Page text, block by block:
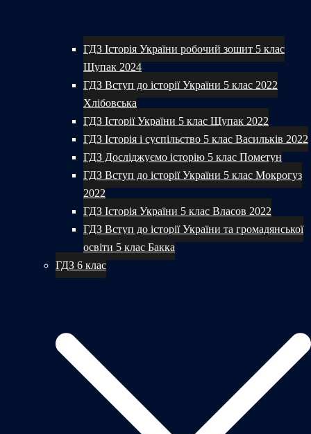
ГДЗ Історія України робочий зошит 5 клас
Щупак 2024
ГДЗ Вступ до історії України 5 клас 2022
Хлібовська
ГДЗ Історії України 5 клас Щупак 2022
ГДЗ Історія і суспільство 5 клас Васильків 2022
ГДЗ Досліджуємо історію 5 клас Пометун
ГДЗ Вступ до історії України 5 клас Мокрогуз
2022
ГДЗ Історія України 5 клас Власов 2022
ГДЗ Вступ до історії України та громадянської
освіти 5 клас Бакка
ГДЗ 6 клас